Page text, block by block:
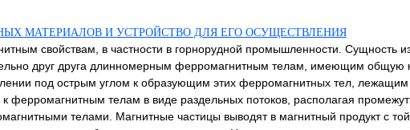
МАТЕРИАЛОВ И УСТРОЙСТВО ДЛЯ ЕГО ОСУЩЕСТВЛЕНИЯ
свойствам, в частности в горнорудной промышленности. Сущность
друг друга длинномерным ферромагнитным телам, имеющим общую
под острым углом к образующим этих ферромагнитных тел,
телам в виде раздельных потоков, располагая
телами. Магнитные частицы выводят в магнитный продукт с